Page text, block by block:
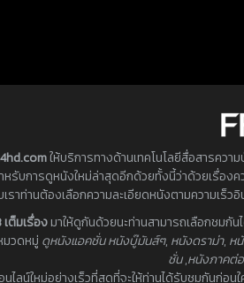
ให้บริการทางด้านเทคโนโลยีสื่อสารคว
รับการดูหนังใหม่ล่าสุดอีกด้วยทั้งนี้ว่าด้วยเรื่อง
ราท่านต้องเลือกความละเอียดหนังตามความเร็
ต็มเรื่องมาให้ดูกันด้วยนะท่านสามารถเลือกชมกั
มวดหมู่ ดูหนังแอคชั่น หนังบู๊มันส์ๆ, หนังดราม่า, ห
ชั่น,หนังภาคต่อ
ไลน์ใหม่อย่างเร็วที่สุดที่จะให้ท่านได้รับชมกันก่